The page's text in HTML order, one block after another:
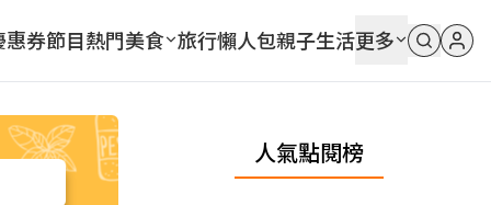
惠券節目熱門美食 旅行懶人包親子生活更多
人氣點閱榜